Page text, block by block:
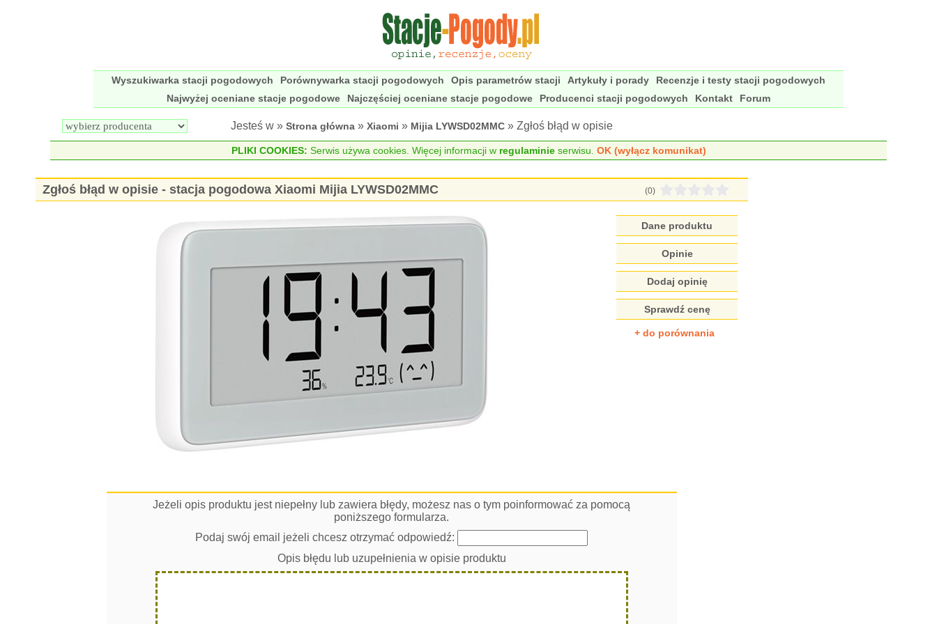
Wyszukiwarka stacji pogodowych Porównywarka stacji pogodowych Opis parametrów stacji Artykuły i porady
Recenzje i testy stacji pogodowych
Najwyżej oceniane stacje pogodowe
Najczęściej oceniane stacje pogodowe Producenci stacji pogodowych Kontakt Forum
Jesteś w » Strona główna » Xiaomi » Mijia LYWSD02MMC » Zgłoś błąd w opisie
PLIKI COOKIES: Serwis używa cookies. Więcej informacji w regulaminieserwisu. OK (wyłącz komunikat)
Zgłoś błąd w opisie - stacja pogodowa Xiaomi Mijia LYWSD02MMC (0)
Dane produktu
Opinie
Dodaj opinię
Sprawdź cenę
+ do porównania
Jeżeli opis produktu jest niepełny lub zawiera błędy, możesz nas o tym poinformować za pomocą
poniższego formularza.
Podaj swój email jeżeli chcesz otrzymać odpowiedź:
Opis błędu lub uzupełnienia w opisie produktu